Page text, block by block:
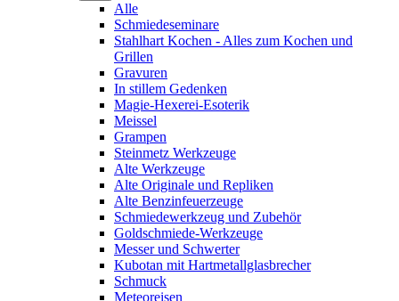
Alle
Schmiedeseminare
Stahlhart Kochen - Alles zum Kochen und
Grillen
Gravuren
In stillem Gedenken
Magie-Hexerei-Esoterik
Meissel
Grampen
Steinmetz Werkzeuge
Alte Werkzeuge
Alte Originale und Repliken
Alte Benzinfeuerzeuge
Schmiedewerkzeug und Zubehör
Goldschmiede-Werkzeuge
Messer und Schwerter
Kubotan mit Hartmetallglasbrecher
Schmuck
Meteoreisen